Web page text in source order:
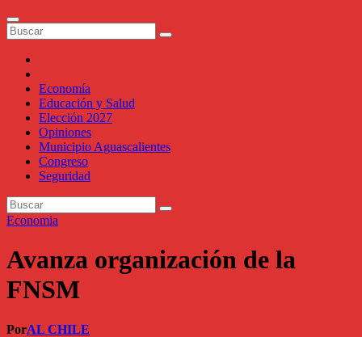
Economía
Educación y Salud
Elección 2027
Opiniones
Municipio Aguascalientes
Congreso
Seguridad
Economia
Avanza organización de la
FNSM
PorAL CHILE